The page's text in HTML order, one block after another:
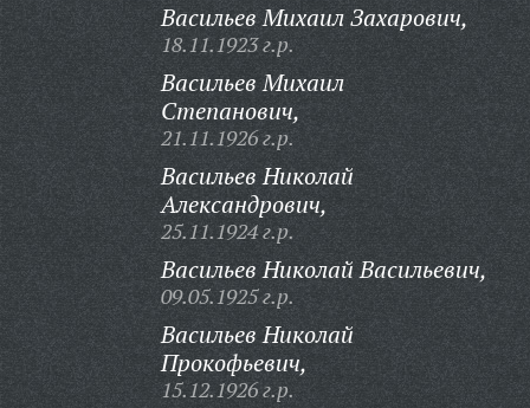
Васильев Михаил Захарович,
18.11.1923 г.р.
Васильев Михаил
Степанович,
21.11.1926 г.р.
Васильев Николай
Александрович,
25.11.1924 г.р.
Васильев Николай Васильевич,
09.05.1925 г.р.
Васильев Николай
Прокофьевич,
15.12.1926 г.р.